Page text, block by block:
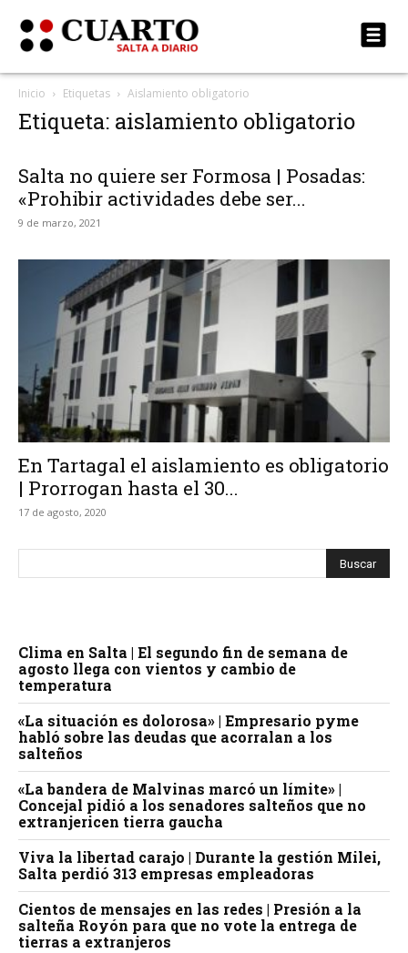
Inicio Etiquetas Aislamiento obligatorio
Etiqueta: aislamiento obligatorio
Salta no quiere ser Formosa | Posadas:
«Prohibir actividades debe ser...
9 de marzo, 2021
En Tartagal el aislamiento es obligatorio
| Prorrogan hasta el 30...
17 de agosto, 2020
Clima en Salta | El segundo fin de semana de
agosto llega con vientos y cambio de
temperatura
«La situación es dolorosa» | Empresario pyme
habló sobre las deudas que acorralan a los
salteños
«La bandera de Malvinas marcó un límite» |
Concejal pidió a los senadores salteños que no
extranjericen tierra gaucha
Viva la libertad carajo | Durante la gestión Milei,
Salta perdió 313 empresas empleadoras
Cientos de mensajes en las redes | Presión a la
salteña Royón para que no vote la entrega de
tierras a extranjeros